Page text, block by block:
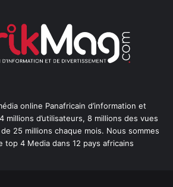
online Panafricain d’information et
millions d’utilisateurs, 8 millions des vues
25 millions chaque mois. Nous sommes
top 4 Media dans 12 pays africains